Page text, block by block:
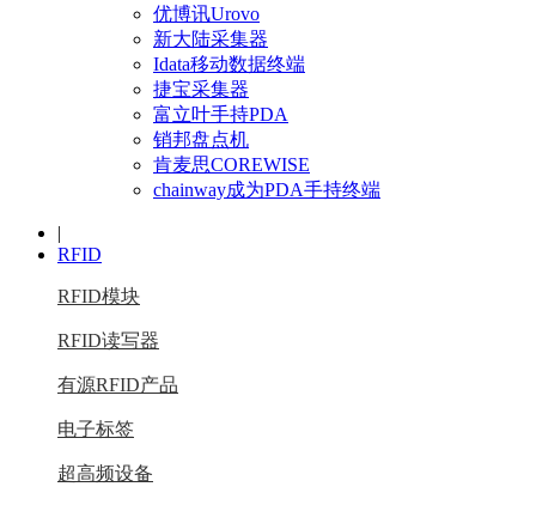
优博讯Urovo
新大陆采集器
Idata移动数据终端
捷宝采集器
富立叶手持PDA
销邦盘点机
肯麦思COREWISE
chainway成为PDA手持终端
|
RFID
RFID模块
RFID读写器
有源RFID产品
电子标签
超高频设备